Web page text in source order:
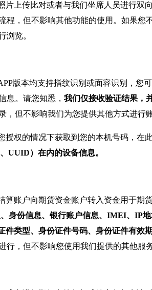
上传比对或者与我们坐席人员进行
，但不影响其他功能的使用。如果
浏览。
版本均支持指纹识别或面容识别，
息。请您知悉， 我们仅接收验证结果，
但不影响我们为您提供其他方式进行
权的情况下获取到您的本机号码，在
UUID）在内的设备信息。
账户向期货资金账户转入资金用于期
身份信息、银行账户信息、IMEI、
类型、身份证件号码、身份证件有
，但不影响您使用我们提供的其他服务